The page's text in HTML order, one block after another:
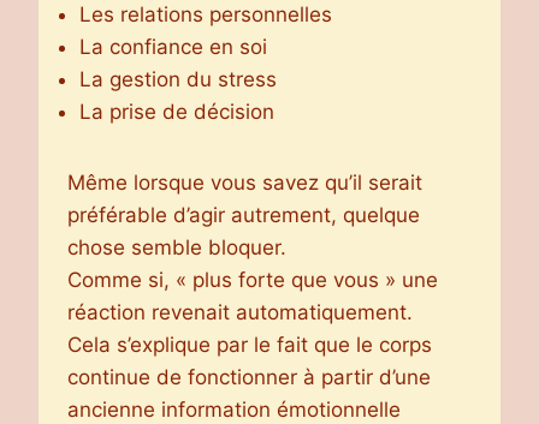
Les relations personnelles
La confiance en soi
La gestion du stress
La prise de décision
Même lorsque vous savez qu’il serait
préférable d’agir autrement, quelque
chose semble bloquer.
Comme si, « plus forte que vous » une
réaction revenait automatiquement.
Cela s’explique par le fait que le corps
continue de fonctionner à partir d’une
ancienne information émotionnelle